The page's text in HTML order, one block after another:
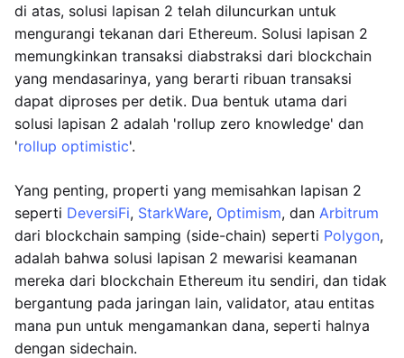
di atas, solusi lapisan 2 telah diluncurkan untuk
mengurangi tekanan dari Ethereum. Solusi lapisan 2
memungkinkan transaksi diabstraksi dari blockchain
yang mendasarinya, yang berarti ribuan transaksi
dapat diproses per detik. Dua bentuk utama dari
solusi lapisan 2 adalah 'rollup zero knowledge' dan
'rollup optimistic'.
Yang penting, properti yang memisahkan lapisan 2
seperti DeversiFi, StarkWare, Optimism, dan Arbitrum
dari blockchain samping (side-chain) seperti Polygon,
adalah bahwa solusi lapisan 2 mewarisi keamanan
mereka dari blockchain Ethereum itu sendiri, dan tidak
bergantung pada jaringan lain, validator, atau entitas
mana pun untuk mengamankan dana, seperti halnya
dengan sidechain.